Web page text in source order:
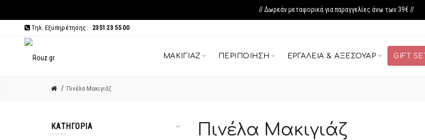
// Δωρεάν μεταφορικά για παραγγελίες άνω των 39€ //
Τηλ. Εξυπηρέτησης: 2351 23 55 00
ΜΑΚΙΓΙΆΖ ΠΕΡΙΠΟΊΗΣΗ ΕΡΓΑΛΕΊΑ & ΑΞΕΣΟΥΆΡ GIFT SET
Πινέλα Μακιγιάζ
ΚΑΤΗΓΟΡΊΑ Πινέλα Μακιγιάζ